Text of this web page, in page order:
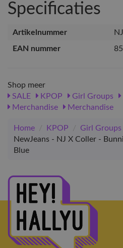
Specificaties
Artikelnummer
EAN nummer
Shop meer
SALE
KPOP Girl Groups
Merchandise
Merchandise
Home / KPOP / Girl Groups
NewJeans - NJ X Coller -
Blue